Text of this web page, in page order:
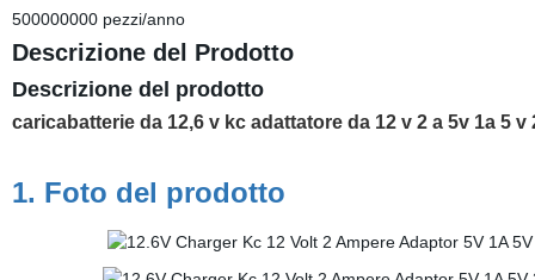
500000000 pezzi/anno
Descrizione del Prodotto
Descrizione del prodotto
caricabatterie da 12,6 v kc adattatore da 12 v 2 a 5v 1a 5
1. Foto del prodotto